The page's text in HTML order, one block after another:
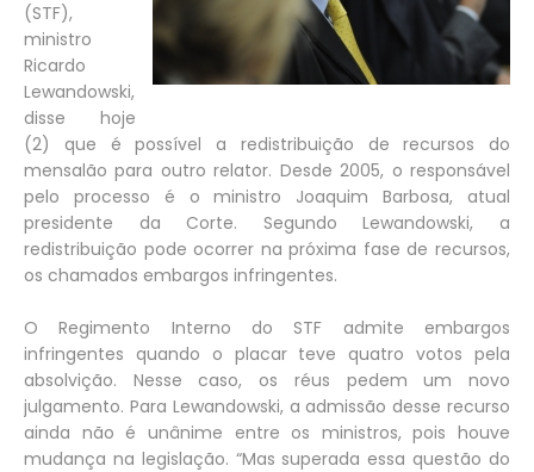
(STF),
ministro
Ricardo
Lewandowski,
disse hoje
(2) que é possível a redistribuição de recursos do
mensalão para outro relator. Desde 2005, o responsável
pelo processo é o ministro Joaquim Barbosa, atual
presidente da Corte. Segundo Lewandowski, a
redistribuição pode ocorrer na próxima fase de recursos,
os chamados embargos infringentes.
O Regimento Interno do STF admite embargos
infringentes quando o placar teve quatro votos pela
absolvição. Nesse caso, os réus pedem um novo
julgamento. Para Lewandowski, a admissão desse recurso
ainda não é unânime entre os ministros, pois houve
mudança na legislação. “Mas superada essa questão do